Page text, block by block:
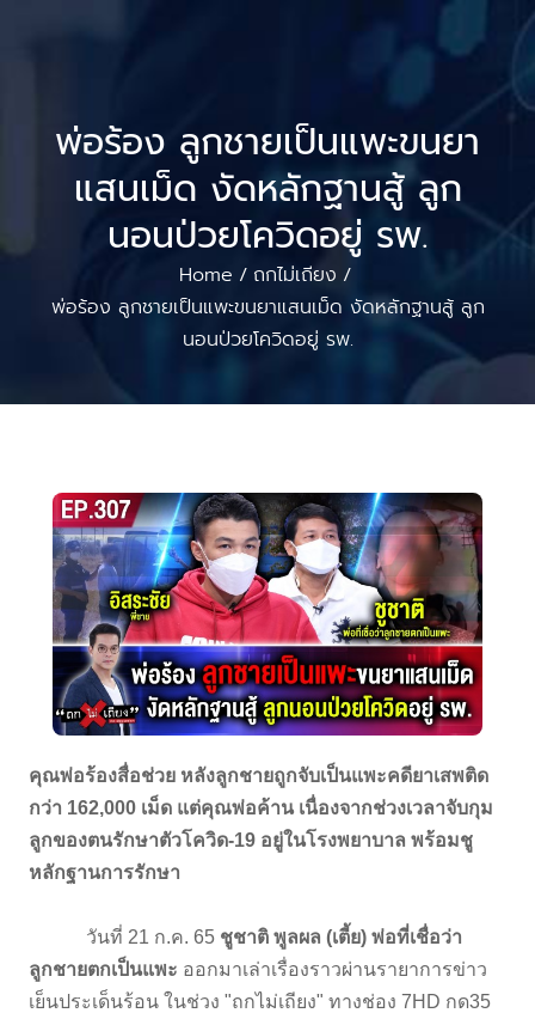
พ่อร้อง ลูกชายเป็นแพะขนยา
แสนเม็ด งัดหลักฐานสู้ ลูก
นอนป่วยโควิดอยู่ รพ.
Home / ถกไม่เถียง /
พ่อร้อง ลูกชายเป็นแพะขนยาแสนเม็ด งัดหลักฐานสู้ ลูก
นอนป่วยโควิดอยู่ รพ.
คุณพ่อร้องสื่อช่วย หลังลูกชายถูกจับเป็นแพะคดียาเสพติด
กว่า 162,000 เม็ด แต่คุณพ่อค้าน เนื่องจากช่วงเวลาจับกุม
ลูกของตนรักษาตัวโควิด-19 อยู่ในโรงพยาบาล พร้อมชู
หลักฐานการรักษา
วันที่ 21 ก.ค. 65 ชูชาติ พูลผล (เตี้ย) พ่อที่เชื่อว่า
ลูกชายตกเป็นแพะ ออกมาเล่าเรื่องราวผ่านรายาการข่าว
เย็นประเด็นร้อน ในช่วง "ถกไม่เถียง" ทางช่อง 7HD กด35